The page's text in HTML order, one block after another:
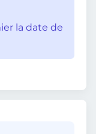
la date de